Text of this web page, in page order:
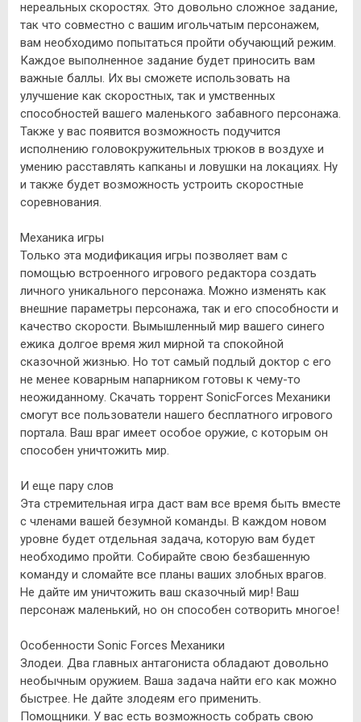
нереальных скоростях. Это довольно сложное задание,
так что совместно с вашим игольчатым персонажем,
вам необходимо попытаться пройти обучающий режим.
Каждое выполненное задание будет приносить вам
важные баллы. Их вы сможете использовать на
улучшение как скоростных, так и умственных
способностей вашего маленького забавного персонажа.
Также у вас появится возможность подучится
исполнению головокружительных трюков в воздухе и
умению расставлять капканы и ловушки на локациях. Ну
и также будет возможность устроить скоростные
соревнования.
Механика игры
Только эта модификация игры позволяет вам с
помощью встроенного игрового редактора создать
личного уникального персонажа. Можно изменять как
внешние параметры персонажа, так и его способности и
качество скорости. Вымышленный мир вашего синего
ежика долгое время жил мирной та спокойной
сказочной жизнью. Но тот самый подлый доктор с его
не менее коварным напарником готовы к чему-то
неожиданному. Скачать торрент SonicForces Механики
смогут все пользователи нашего бесплатного игрового
портала. Ваш враг имеет особое оружие, с которым он
способен уничтожить мир.
И еще пару слов
Эта стремительная игра даст вам все время быть вместе
с членами вашей безумной команды. В каждом новом
уровне будет отдельная задача, которую вам будет
необходимо пройти. Собирайте свою безбашенную
команду и сломайте все планы ваших злобных врагов.
Не дайте им уничтожить ваш сказочный мир! Ваш
персонаж маленький, но он способен сотворить многое!
Особенности Sonic Forces Механики
Злодеи. Два главных антагониста обладают довольно
необычным оружием. Ваша задача найти его как можно
быстрее. Не дайте злодеям его применить.
Помощники. У вас есть возможность собрать свою